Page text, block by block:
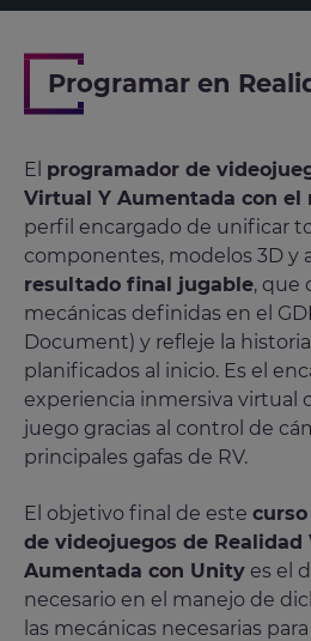
Programar en
El programador de
Virtual Y Aumentada con
perfil encargado de unificar
componentes, modelos 3D y
resultado final jugable, que
mecánicas definidas en el
Document) y refleje la
planificados al inicio. Es el
experiencia inmersiva virtual
juego gracias al control de
principales gafas de RV.
El objetivo final de este
de videojuegos de
Aumentada con Unity es el
necesario en el manejo de
las mecánicas necesarias para